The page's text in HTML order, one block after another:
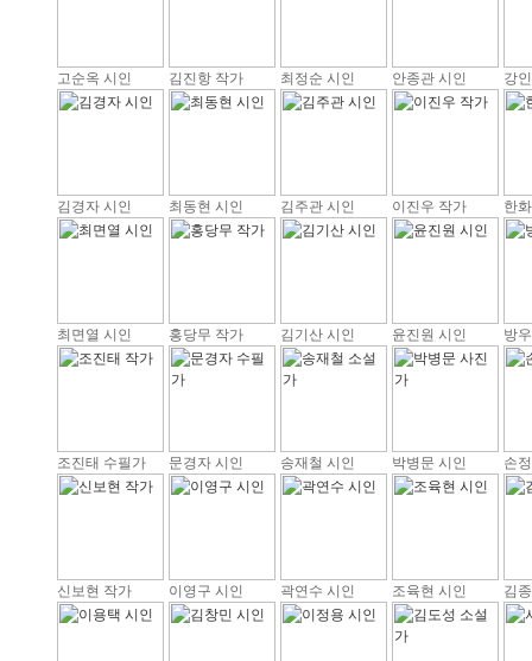
고순옥 시인 김진항 작가 최정순 시인 안종관 시인 강
김경자 시인 최동현 시인 김주관 시인 이진우 작가 한
최면열 시인 홍당무 작가 김기산 시인 윤진원 시인 방
조진태 수필가 문경자 시인 송재철 시인 박병문 시인 손
신보현 작가 이영구 시인 곽연수 시인 조육현 시인 김